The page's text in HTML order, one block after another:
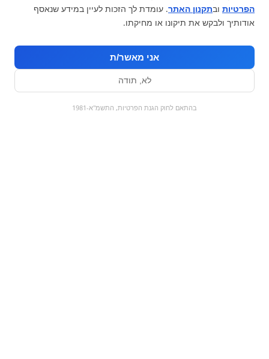
כל המוצרים
0
הקניות שלי מבצעים
הפרטיות ובתקנון האתר. עומדת לך הזכות לעיין במידע שנאסף
אודותיך ולבקש את תיקונו או מחיקתו.
אני מאשר/ת
לא, תודה
בהתאם לחוק הגנת הפרטיות, התשמ"א-1981